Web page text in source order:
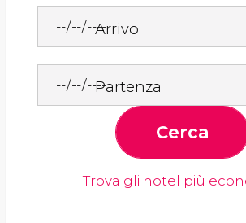
Arrivo
Partenza
Cerca
Trova gli hotel più